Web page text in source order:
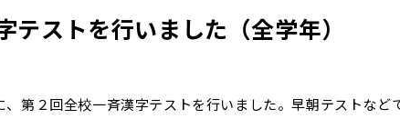
テストを行いました（全学年）
、第２回全校一斉漢字テストを行いました。早朝テストなど